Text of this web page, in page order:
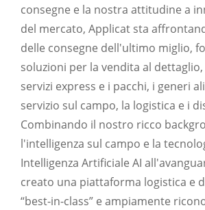
consegne e la nostra attitudine a
del mercato, Applicat sta
delle consegne dell'ultimo miglio,
soluzioni per la vendita al
servizi express e i pacchi, i generi
servizio sul campo, la logistica e i
Combinando il nostro ricco
l'intelligenza sul campo e la
Intelligenza Artificiale AI
creato una piattaforma logistica e
“best-in-class” e ampiamente